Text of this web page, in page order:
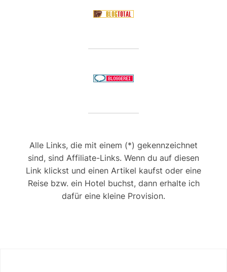
Alle Links, die mit einem (*) gekennzeichnet
sind, sind Affiliate-Links. Wenn du auf diesen
Link klickst und einen Artikel kaufst oder eine
Reise bzw. ein Hotel buchst, dann erhalte ich
dafür eine kleine Provision.